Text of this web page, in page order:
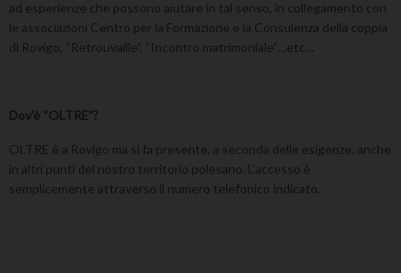
ad esperienze che possono aiutare in tal senso, in collegamento con
le associazioni Centro per la Formazione e la Consulenza della coppia
di Rovigo, “Retrouvaille”, “Incontro matrimoniale”…etc…
Dov’è “OLTRE”?
OLTRE è a Rovigo ma si fa presente, a seconda delle esigenze, anche
in altri punti del nostro territorio polesano. L’accesso è
semplicemente attraverso il numero telefonico indicato.